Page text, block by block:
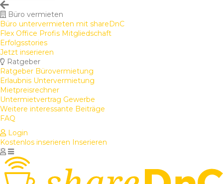
Büro vermieten
Büro untervermieten mit shareDnC
Flex Office Profis Mitgliedschaft
Erfolgsstories
Jetzt inserieren
Ratgeber
Ratgeber Bürovermietung
Erlaubnis Untervermietung
Mietpreisrechner
Untermietvertrag Gewerbe
Weitere interessante Beiträge
FAQ
Login
Kostenlos inserieren Inserieren